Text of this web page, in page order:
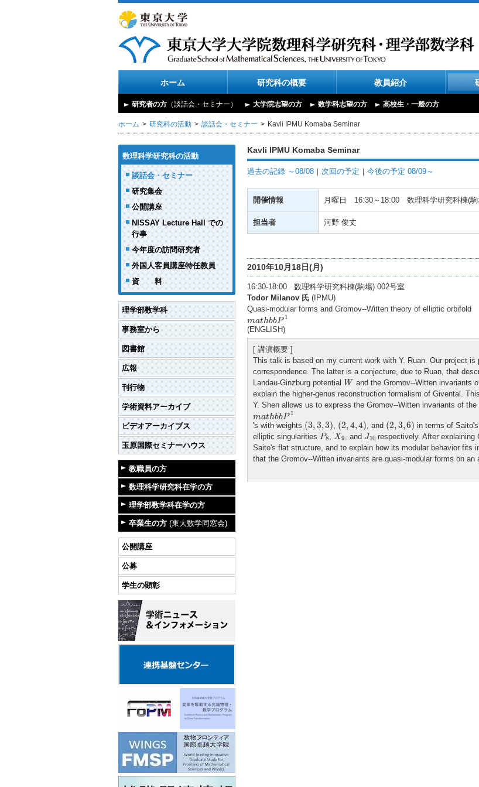
ホーム 研究科の概要 教員紹介
研究者の方 （談話会・セミナー） 大学院志望の方 数学科志望の方 高校生・一般の方
ホーム 研究科の活動 談話会・セミナー Kavli IPMU Komaba Seminar
数理科学研究科の活動
談話会・セミナー
研究集会
公開講座
NISSAY Lecture Hall での
行事
今年度の訪問研究者
外国人客員講座特任教員
資 料
理学部数学科
事務室から
図書館
広報
刊行物
学術資料アーカイブ
ビデオアーカイブス
玉原国際セミナーハウス
教職員の方
数理科学研究科在学の方
理学部数学科在学の方
卒業生の方 (東大数学同窓会)
公開講座
公募
学生の顕彰
Kavli IPMU Komaba Seminar
過去の記録 ～08/08 ｜ 次回の予定 ｜ 今後の予定 08/09～
開催情報 月曜日 16:30～18:00 数理科学研究科棟(
担当者 河野 俊丈
2010年10月18日(月)
16:30-18:00 数理科学研究科棟(駒場) 002号室
Todor Milanov 氏 (IPMU)
Quasi-modular forms and Gromov--Witten theory of elliptic orbifold
mathbbP 1
math bbP1
(ENGLISH)
[ 講演概要 ]
This talk is based on my current work with Y. Ruan. Our project
correspondence. The latter is a conjecture, due to Ruan, that
Landau-Ginzburg potential W
W and the Gromov--Witten invariants
explain the higher-genus reconstruction formalism of Givental.
Y. Shen allows us to express the Gromov--Witten invariants of the
mathbbP 1
m athbbP1
's with weights (3,3,3)
(3 3, 3) , (2,4,4)
(2 4, ) , and (2,3,6)
(2 3, 6)
in terms of
elliptic singularities P8
P8 , X9
X9 , and J10
J10 respectively. After
Saito's flat structure, and to explain how its modular behavior fits
that the Gromov--Witten invariants are quasi-modular forms on an